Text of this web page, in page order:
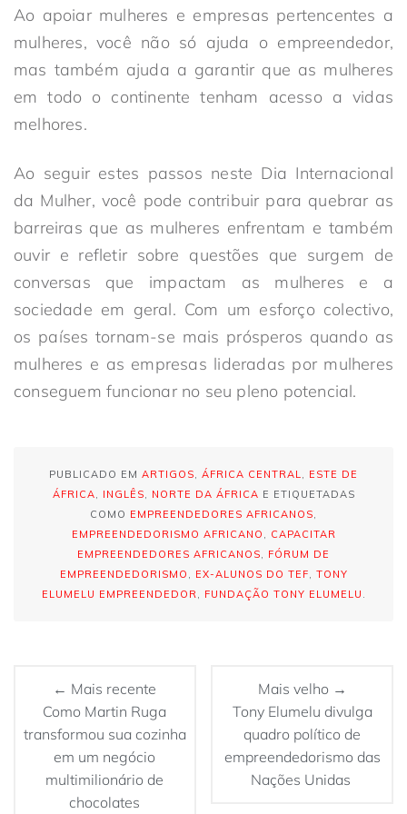
Ao apoiar mulheres e empresas pertencentes a
mulheres, você não só ajuda o empreendedor,
mas também ajuda a garantir que as mulheres
em todo o continente tenham acesso a vidas
melhores.
Ao seguir estes passos neste Dia Internacional
da Mulher, você pode contribuir para quebrar as
barreiras que as mulheres enfrentam e também
ouvir e refletir sobre questões que surgem de
conversas que impactam as mulheres e a
sociedade em geral. Com um esforço colectivo,
os países tornam-se mais prósperos quando as
mulheres e as empresas lideradas por mulheres
conseguem funcionar no seu pleno potencial.
PUBLICADO EM ARTIGOS, ÁFRICA CENTRAL, ESTE DE
ÁFRICA, INGLÊS, NORTE DA ÁFRICA E ETIQUETADAS
COMO EMPREENDEDORES AFRICANOS,
EMPREENDEDORISMO AFRICANO , CAPACITAR
EMPREENDEDORES AFRICANOS, FÓRUM DE
EMPREENDEDORISMO , EX-ALUNOS DO TEF, TONY
ELUMELU EMPREENDEDOR, FUNDAÇÃO TONY ELUMELU .
← Mais recente
Como Martin Ruga
transformou sua cozinha
em um negócio
multimilionário de
chocolates
Mais velho →
Tony Elumelu divulga
quadro político de
empreendedorismo das
Nações Unidas